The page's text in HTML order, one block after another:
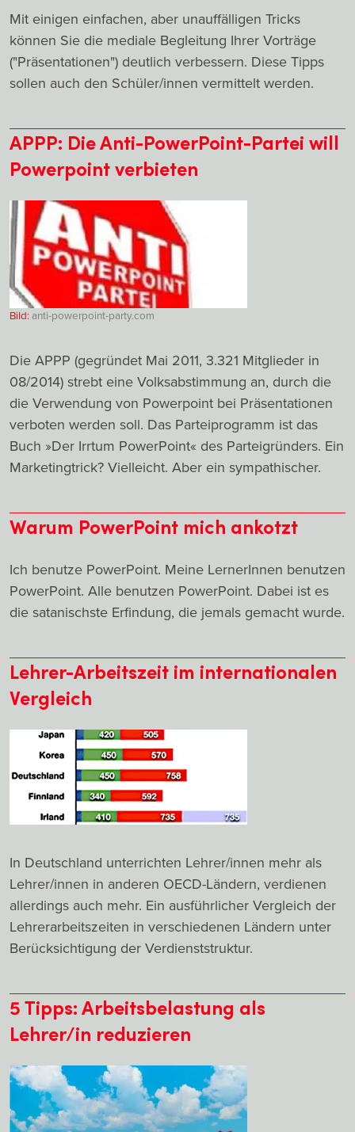
Mit einigen einfachen, aber unauffälligen Tricks
können Sie die mediale Begleitung Ihrer Vorträge
("Präsentationen") deutlich verbessern. Diese Tipps
sollen auch den Schüler/innen vermittelt werden.
APPP: Die Anti-PowerPoint-Partei will
Powerpoint verbieten
Bild:anti-powerpoint-party.com
Die APPP (gegründet Mai 2011, 3.321 Mitglieder in
08/2014) strebt eine Volksabstimmung an, durch die
die Verwendung von Powerpoint bei Präsentationen
verboten werden soll. Das Parteiprogramm ist das
Buch »Der Irrtum PowerPoint« des Parteigründers. Ein
Marketingtrick? Vielleicht. Aber ein sympathischer.
Warum PowerPoint mich ankotzt
Ich benutze PowerPoint. Meine LernerInnen benutzen
PowerPoint. Alle benutzen PowerPoint. Dabei ist es
die satanischste Erfindung, die jemals gemacht wurde.
Lehrer-Arbeitszeit im internationalen
Vergleich
In Deutschland unterrichten Lehrer/innen mehr als
Lehrer/innen in anderen OECD-Ländern, verdienen
allerdings auch mehr. Ein ausführlicher Vergleich der
Lehrerarbeitszeiten in verschiedenen Ländern unter
Berücksichtigung der Verdienststruktur.
5 Tipps: Arbeitsbelastung als
Lehrer/in reduzieren